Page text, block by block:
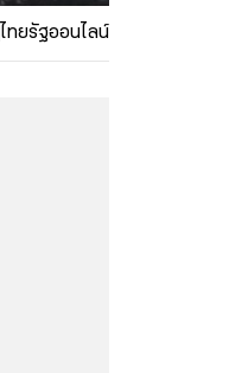
ไทยรัฐออนไลน์